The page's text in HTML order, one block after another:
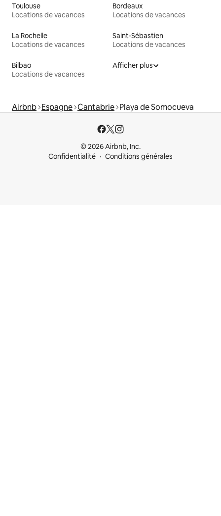
Toulouse
Locations de vacances
Bordeaux
Locations de vacances
La Rochelle
Locations de vacances
Saint-Sébastien
Locations de vacances
Bilbao
Locations de vacances
Afficher plus
Airbnb Espagne Cantabrie Playa de Somocueva
© 2026 Airbnb, Inc.
Confidentialité
Conditions générales